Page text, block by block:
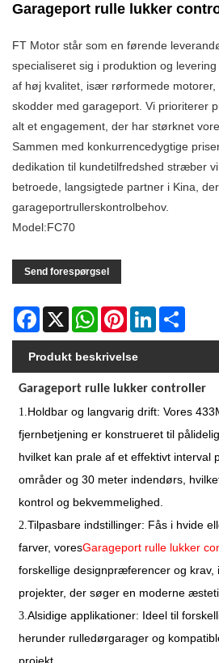
Garageport rulle lukker
FT Motor står som en førende
specialiseret sig i produktion og
af høj kvalitet, især rørformede
skodder med garageport. Vi prioriterer
alt et engagement, der har størknet
Sammen med konkurrencedygtige
dedikation til kundetilfredshed stræber
betroede, langsigtede partner i Kina,
garageportrullerskontrolbehov.
Model:FC70
Send forespørgsel
Facebook
X WhatsAppPinterestLinkedIn
Produkt beskrivelse
Garageport rulle lukker controller
1. Holdbar og langvarig drift: Vores
fjernbetjening er konstrueret til
hvilket kan prale af et effektivt interval
områder og 30 meter indendørs,
kontrol og bekvemmelighed.
2.Tilpasbare indstillinger: Fås i hvide
farver, voresGarageport rulle lukker
forskellige designpræferencer og krav,
projekter, der søger en moderne
3.Alsidige applikationer: Ideel til
herunder rulledørgarager og
projekt.